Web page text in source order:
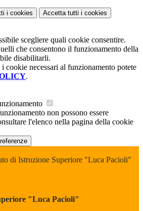
i cookies Accetta tutti i cookies
scegliere quali cookie consentire.
che consentono il funzionamento della
disabilitarli.
cookie necessari al funzionamento potete
.
non possono essere
l'elenco nella pagina della cookie
di Istruzione Superiore "Luca Pacioli"
"Luca Pacioli"